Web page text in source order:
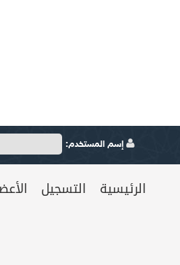
إسم المستخدم:
الرئيسية التسجيل